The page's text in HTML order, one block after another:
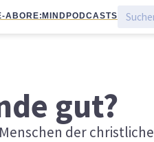
ABO RE:MIND PODCASTS
gut?
der christliche